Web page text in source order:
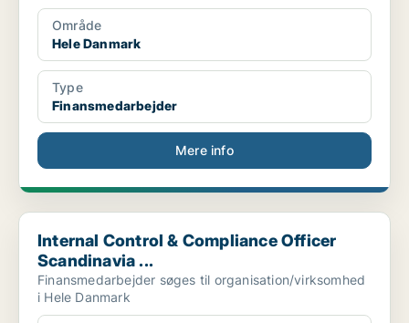
Område
Hele Danmark
Type
Finansmedarbejder
Mere info
Internal Control & Compliance Officer Scandinavia ...
Internal Control & Compliance Officer
Scandinavia ...
Finansmedarbejder søges til organisation/virksomhed
i Hele Danmark